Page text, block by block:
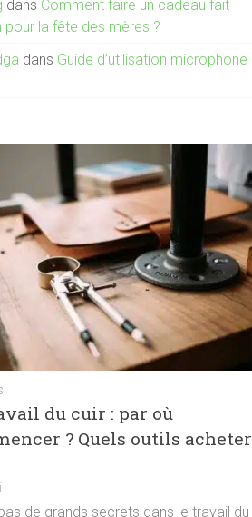
dans Comment faire un cadeau fait
pour la fête des mères ?
dans Guide d’utilisation microphone
du cuir : par où
? Quels outils acheter
de grands secrets dans le travail du